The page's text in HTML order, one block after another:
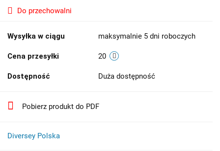
Do przechowalni
Wysyłka w ciągu maksymalnie 5 dni roboczych
Cena przesyłki 20
Dostępność Duża dostępność
Pobierz produkt do PDF
Diversey Polska